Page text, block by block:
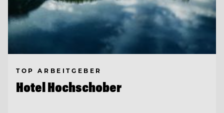
TOP ARBEITGEBER
Hotel Hochschober